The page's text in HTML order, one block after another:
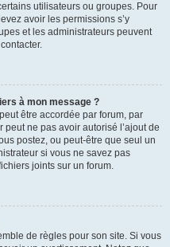
utilisateurs ou groupes. Pour
avoir les permissions s’y
et les administrateurs peuvent
à mon message ?
être accordée par forum, par
peut ne pas avoir autorisé l’ajout de
postez, ou peut-être que seul un
si vous ne savez pas
joints sur un forum.
de règles pour son site. Si vous